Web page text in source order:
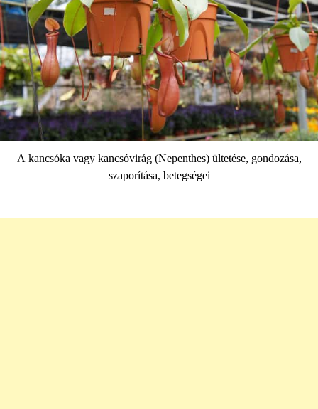
A kancsóka vagy kancsóvirág (Nepenthes) ültetése, gondozása,
szaporítása, betegségei